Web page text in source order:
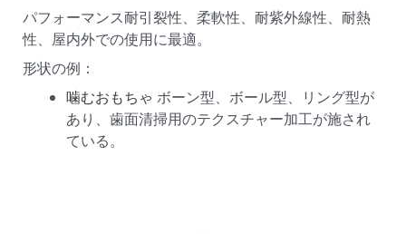
パフォーマンス耐引裂性、柔軟性、耐紫外線性、耐熱
性、屋内外での使用に最適。
形状の例：
噛むおもちゃ ボーン型、ボール型、リング型が
あり、歯面清掃用のテクスチャー加工が施され
ている。